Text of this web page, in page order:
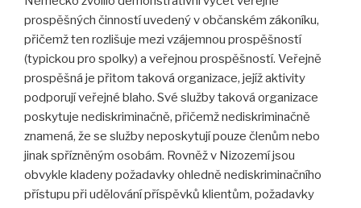
prospěšných činností uvedený v občanském zákoníku,
přičemž ten rozlišuje mezi vzájemnou prospěšností
(typickou pro spolky) a veřejnou prospěšností. Veřejně
prospěšná je přitom taková organizace, jejíž aktivity
podporují veřejné blaho. Své služby taková organizace
poskytuje nediskriminačně, přičemž nediskriminačně
znamená, že se služby neposkytují pouze členům nebo
jinak spřízněným osobám. Rovněž v Nizozemí jsou
obvykle kladeny požadavky ohledně nediskriminačního
přístupu při udělování příspěvků klientům, požadavky